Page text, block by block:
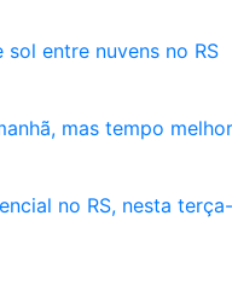
entre nuvens no RS
mas tempo
no RS, nesta